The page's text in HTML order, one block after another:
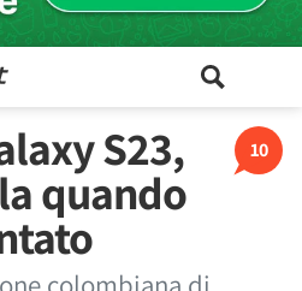
10
S23,
quando